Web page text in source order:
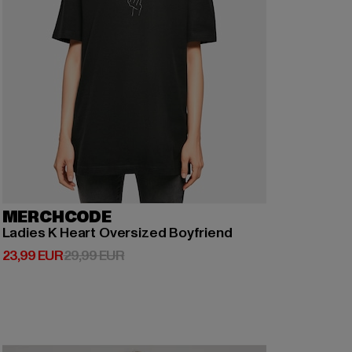
MERCHCODE
Ladies K Heart Oversized Boyfriend
23,99 EUR
Derzeitiger Preis: 23,99 EUR
29,99 EURAktionspreis: 29,99 EUR